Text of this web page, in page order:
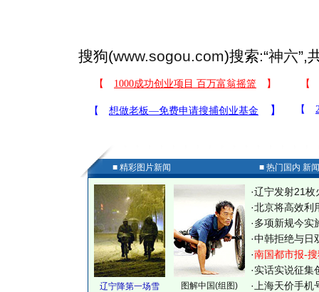
搜狗(www.sogou.com)搜索:“神六”,
■ 精彩图片新闻 ■ 热门国内 新
辽宁降第一场雪 图解中国(组图)
·辽宁发射21枚
·北京将高效利
·多项新规今实
·中韩拒绝与日
·南国都市报-
·实话实说征集
· 上海天价手